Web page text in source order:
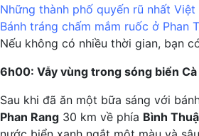
Những thành phố quyến rũ nhất Việt
Bánh tráng chấm mắm ruốc ở Phan
Nếu không có nhiều thời gian, bạn
6h00: Vẫy vùng trong sóng biển Cà
Sau khi đã ăn một bữa sáng với
Phan Rang 30 km về phía Bình